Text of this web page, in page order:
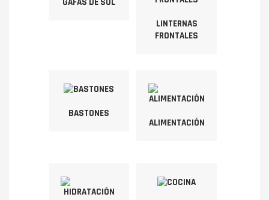
LINTERNAS
FRONTALES
BASTONES
ALIMENTACIÓN